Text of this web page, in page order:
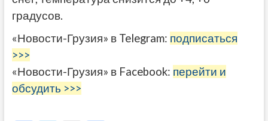
градусов.
«Новости-Грузия» в Telegram: подписаться
>>>
«Новости-Грузия» в Facebook: перейти и
обсудить >>>